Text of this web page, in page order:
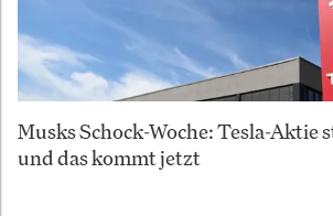
Musks Schock-Woche: Tesla-Aktie
und das kommt jetzt